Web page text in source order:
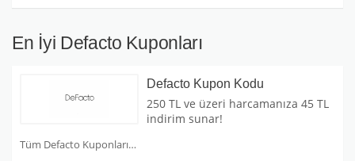
En İyi Defacto Kuponları
Tüm Defacto Kuponları
Defacto Kupon Kodu
250 TL ve üzeri harcamanıza 45 TL
indirim sunar!